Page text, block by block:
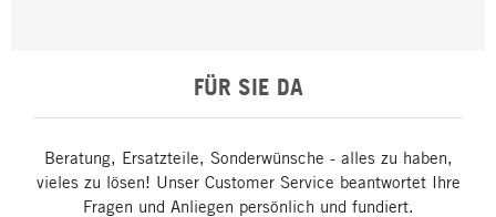
FÜR SIE DA
Beratung, Ersatzteile, Sonderwünsche - alles zu haben,
vieles zu lösen! Unser Customer Service beantwortet Ihre
Fragen und Anliegen persönlich und fundiert.